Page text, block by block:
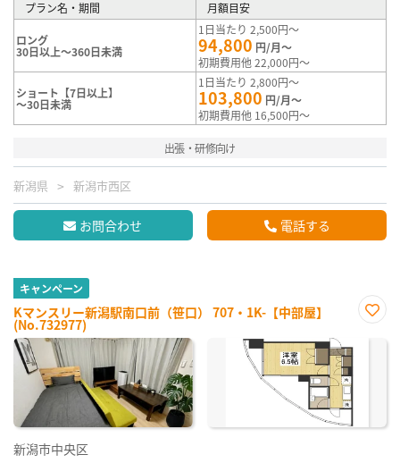
プラン名・期間 月額目安
ロング
30日以上～360日未満
1日当たり 2,500円～
94,800 円/月～
初期費用他 22,000円～
ショート【7日以上】
～30日未満
1日当たり 2,800円～
103,800 円/月～
初期費用他 16,500円～
出張・研修向け
新潟県 新潟市西区
お問合わせ 電話する
キャンペーン
Kマンスリー新潟駅南口前（笹口） 707・1K-【中部屋】
(No.732977)
に入
新潟市中央区